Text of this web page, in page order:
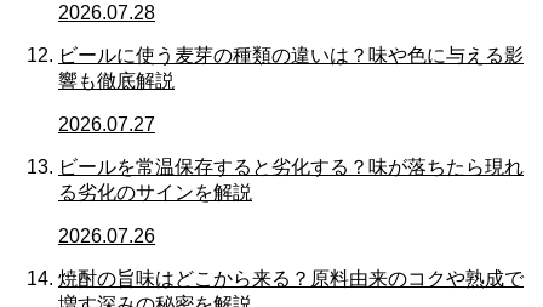
2026.07.28
ビールに使う麦芽の種類の違いは？味や色に与える影
響も徹底解説
2026.07.27
ビールを常温保存すると劣化する？味が落ちたら現れ
る劣化のサインを解説
2026.07.26
焼酎の旨味はどこから来る？原料由来のコクや熟成で